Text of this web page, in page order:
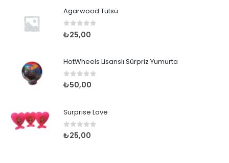
Agarwood Tütsü
0 out of 5
₺25,00
HotWheels Lisanslı Sürpriz Yumurta
0 out of 5
₺50,00
Surprıse Love
0 out of 5
₺25,00